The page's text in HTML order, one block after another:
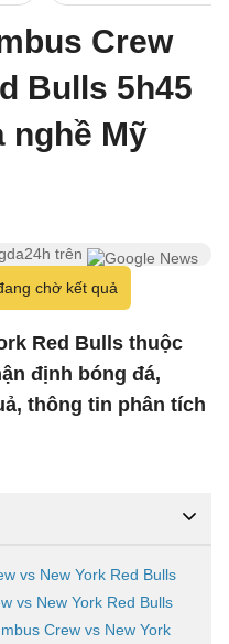
Crew
Bulls 5h45
nghề Mỹ
trên
chờ kết quả
Red Bulls thuộc
định bóng đá,
thông tin phân tích
vs New York Red Bulls
vs New York Red Bulls
Crew vs New York